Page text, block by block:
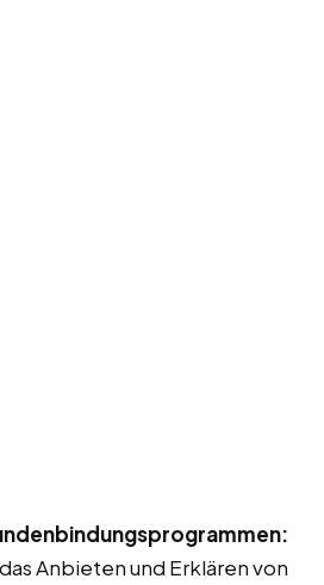
Anbieten und Erklären von